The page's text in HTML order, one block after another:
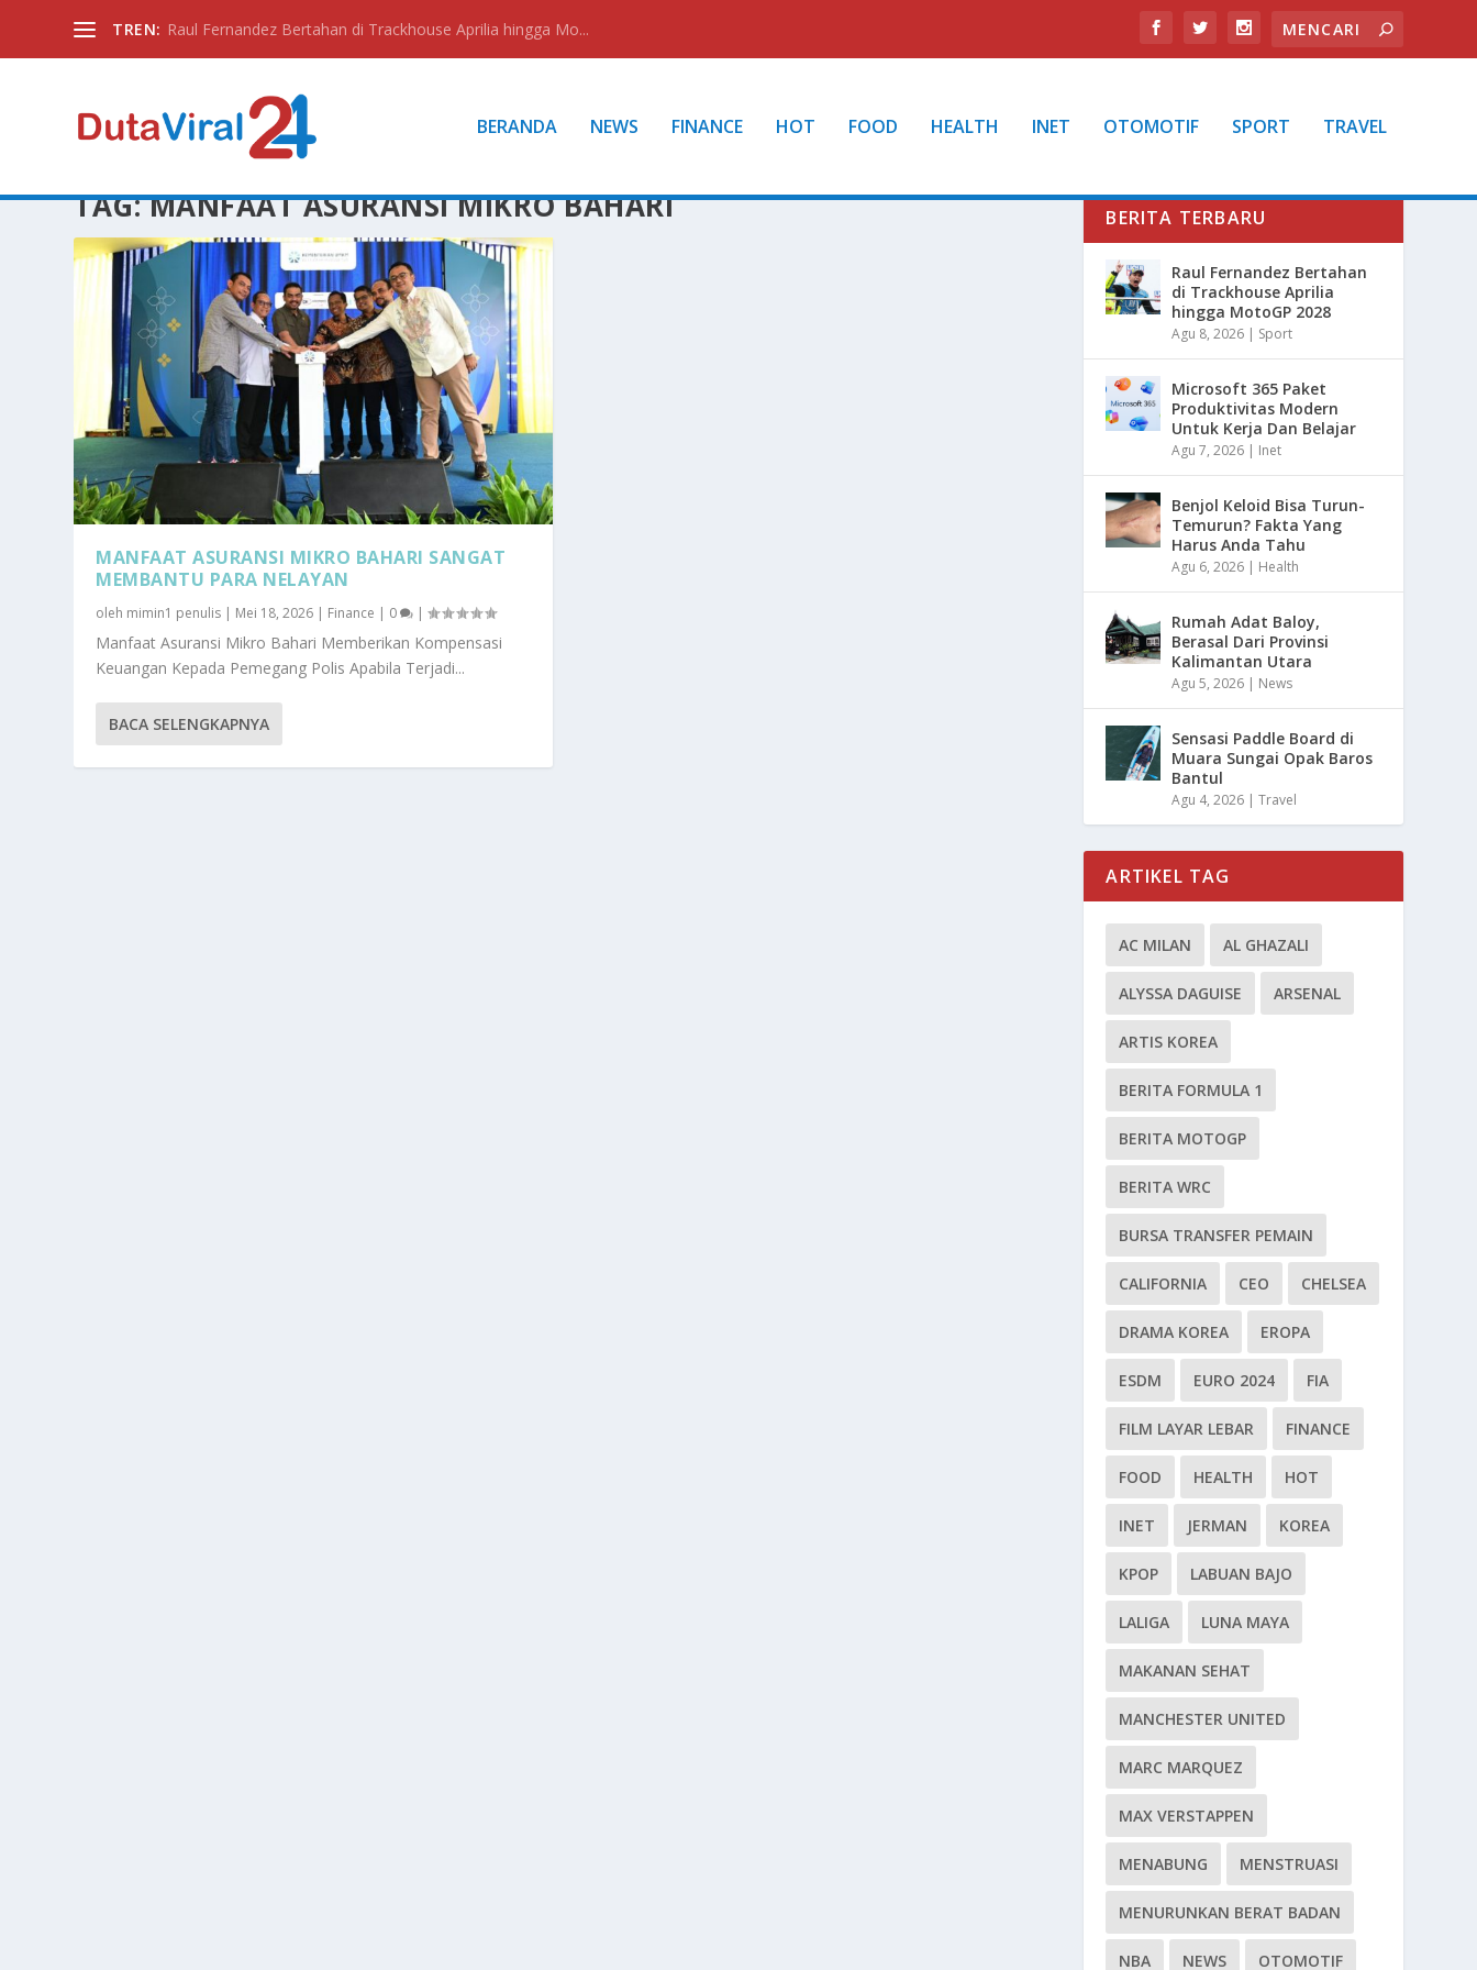
TREN: Raul Fernandez Bertahan di Trackhouse Aprilia hingga Mo...
BERANDA NEWS FINANCE HOT FOOD HEALTH INET OTOMOTIF SPORT TRAVEL
TAG:MANFAAT ASURANSI MIKRO BAHARI
MANFAAT ASURANSI MIKRO BAHARI SANGAT
MEMBANTU PARA NELAYAN
oleh mimin1 penulis | Mei 18, 2026 | Finance | 0 |
Manfaat Asuransi Mikro Bahari Memberikan Kompensasi
Keuangan Kepada Pemegang Polis Apabila Terjadi...
BACA SELENGKAPNYA
BERITA TERBARU
Raul Fernandez Bertahan
di Trackhouse Aprilia
hingga MotoGP 2028
Agu 8, 2026 | Sport
Microsoft 365 Paket
Produktivitas Modern
Untuk Kerja Dan Belajar
Agu 7, 2026 | Inet
Benjol Keloid Bisa Turun-
Temurun? Fakta Yang
Harus Anda Tahu
Agu 6, 2026 | Health
Rumah Adat Baloy,
Berasal Dari Provinsi
Kalimantan Utara
Agu 5, 2026 | News
Sensasi Paddle Board di
Muara Sungai Opak Baros
Bantul
Agu 4, 2026 |Travel
ARTIKEL TAG
AC MILAN AL GHAZALI
ALYSSA DAGUISE ARSENAL
ARTIS KOREA
BERITA FORMULA 1
BERITA MOTOGP
BERITA WRC
BURSA TRANSFER PEMAIN
CALIFORNIA CEO CHELSEA
DRAMA KOREA EROPA
ESDM EURO 2024 FIA
FILM LAYAR LEBAR FINANCE
FOOD HEALTH HOT
INET JERMAN KOREA
KPOP LABUAN BAJO
LALIGA LUNA MAYA
MAKANAN SEHAT
MANCHESTER UNITED
MARC MARQUEZ
MAX VERSTAPPEN
MENABUNG MENSTRUASI
MENURUNKAN BERAT BADAN
NBA NEWS OTOMOTIF